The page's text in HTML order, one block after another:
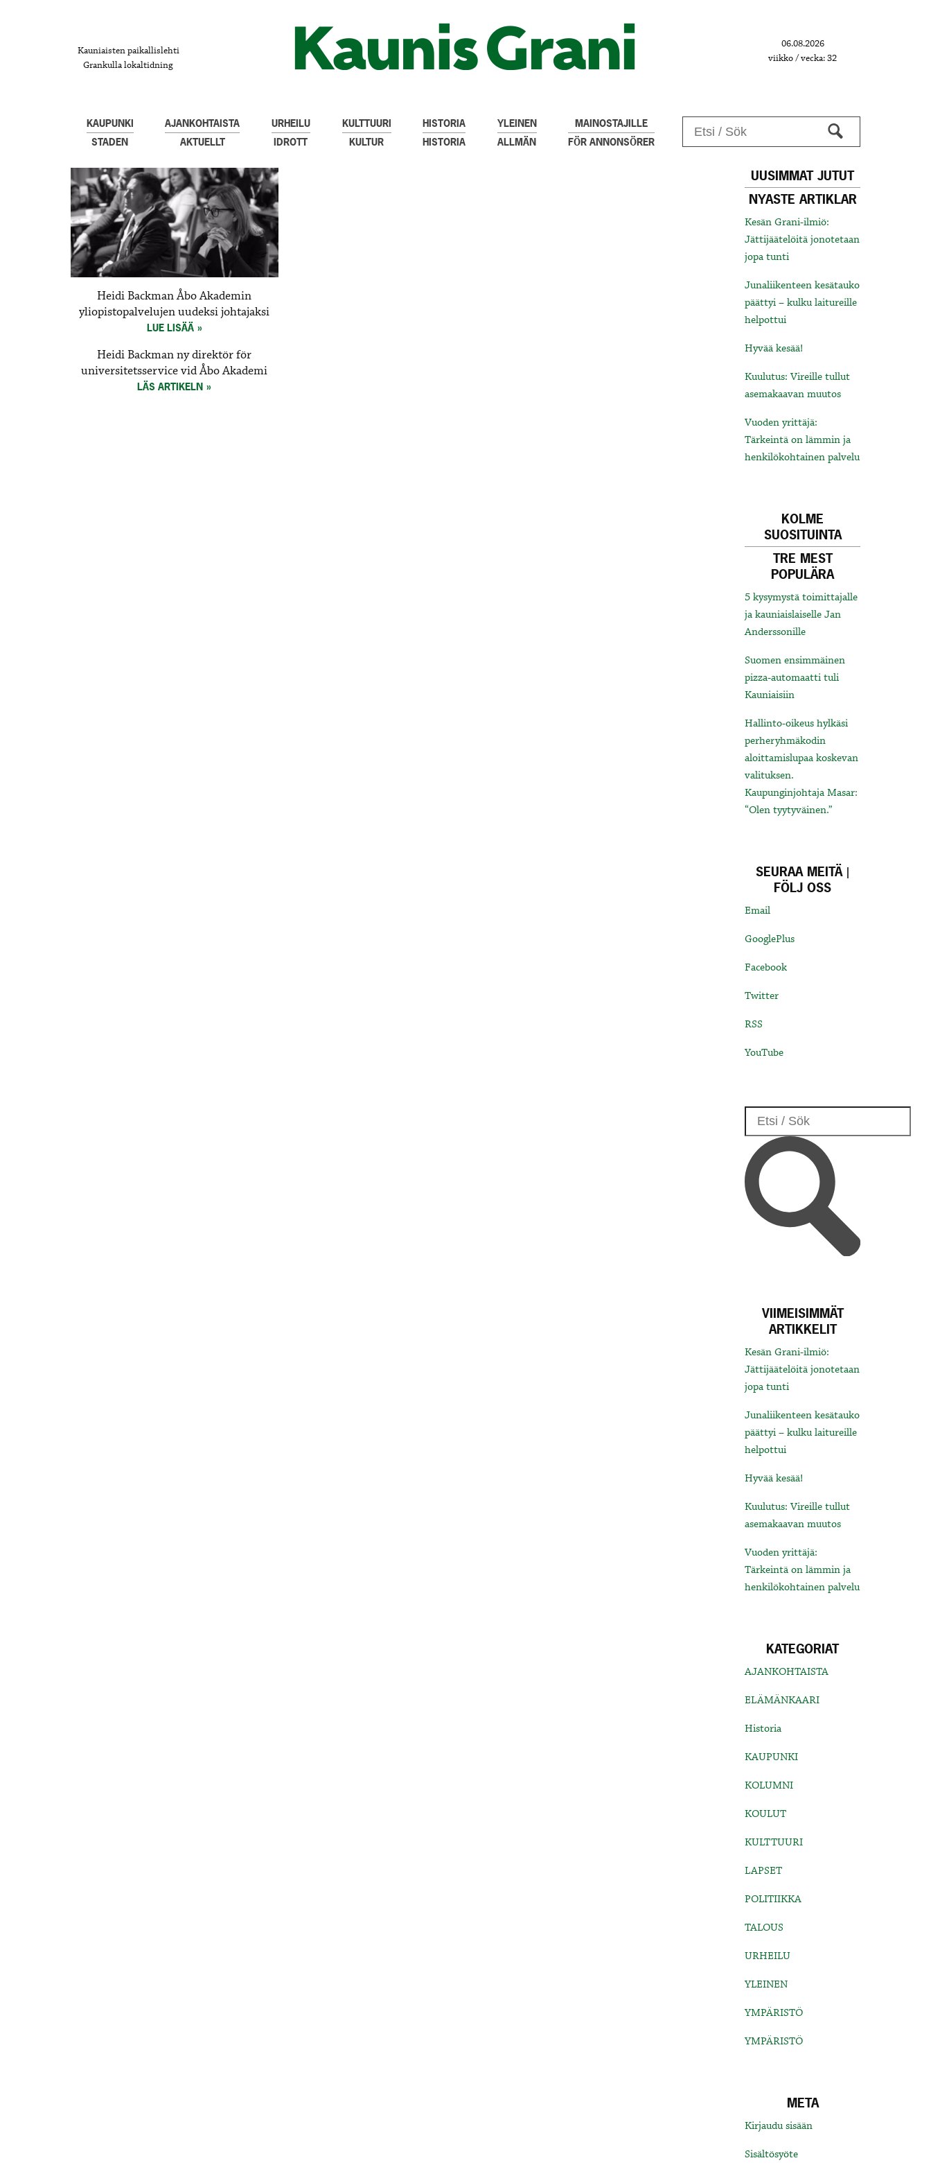
Kauniaisten paikallislehti
Grankulla lokaltidning
06.08.2026
viikko / vecka: 32
KAUPUNKI
STADEN
AJANKOHTAISTA
AKTUELLT
URHEILU
IDROTT
KULTTUURI
KULTUR
HISTORIA
HISTORIA
YLEINEN
ALLMÄN
MAINOSTAJILLE
FÖR ANNONSÖRER
Heidi Backman Åbo Akademin
yliopistopalvelujen uudeksi johtajaksi
LUE LISÄÄ
Heidi Backman ny direktör för
universitetsservice vid Åbo Akademi
LÄS ARTIKELN
UUSIMMAT JUTUT
NYASTE ARTIKLAR
Kesän Grani-ilmiö:
Jättijäätelöitä jonotetaan
jopa tunti
Junaliikenteen kesätauko
päättyi – kulku laitureille
helpottui
Hyvää kesää!
Kuulutus: Vireille tullut
asemakaavan muutos
Vuoden yrittäjä:
Tärkeintä on lämmin ja
henkilökohtainen palvelu
KOLME
SUOSITUINTA
TRE MEST
POPULÄRA
5 kysymystä toimittajalle
ja kauniaislaiselle Jan
Anderssonille
Suomen ensimmäinen
pizza-automaatti tuli
Kauniaisiin
Hallinto-oikeus hylkäsi
perheryhmäkodin
aloittamislupaa koskevan
valituksen.
Kaupunginjohtaja Masar:
“Olen tyytyväinen.”
SEURAA MEITÄ |
FÖLJ OSS
Email
GooglePlus
Facebook
Twitter
RSS
YouTube
VIIMEISIMMÄT
ARTIKKELIT
Kesän Grani-ilmiö:
Jättijäätelöitä jonotetaan
jopa tunti
Junaliikenteen kesätauko
päättyi – kulku laitureille
helpottui
Hyvää kesää!
Kuulutus: Vireille tullut
asemakaavan muutos
Vuoden yrittäjä:
Tärkeintä on lämmin ja
henkilökohtainen palvelu
KATEGORIAT
AJANKOHTAISTA
ELÄMÄNKAARI
Historia
KAUPUNKI
KOLUMNI
KOULUT
KULTTUURI
LAPSET
POLITIIKKA
TALOUS
URHEILU
YLEINEN
YMPÄRISTÖ
YMPÄRISTÖ
META
Kirjaudu sisään
Sisältösyöte